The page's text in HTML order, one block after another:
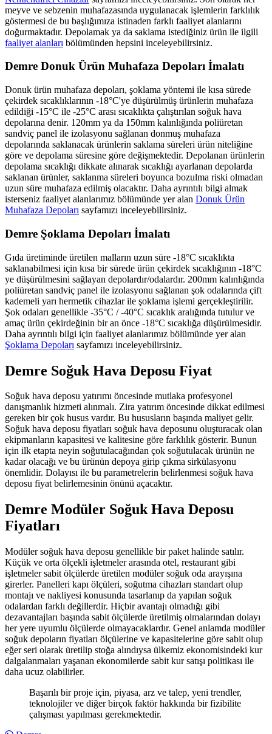
meyve ve sebzenin muhafazasında uygulanacak işlemlerin farklılık
göstermesi de bu başlığımıza istinaden farklı faaliyet alanlarını
doğurmaktadır. Depolamak ya da saklama istediğiniz ürün ile ilgili
faaliyet alanları bölümünden hepsini inceleyebilirsiniz.
Demre Donuk Ürün Muhafaza Depoları İmalatı
Donuk ürün muhafaza depoları, şoklama yöntemi ile kısa sürede
çekirdek sıcaklıklarının -18°C'ye düşürülmüş ürünlerin muhafaza
edildiği -15°C ile -25°C arası sıcaklıkta çalıştırılan soğuk hava
depolarına denir. 120mm ya da 150mm kalınlığında poliüretan
sandviç panel ile izolasyonu sağlanan donmuş muhafaza
depolarında saklanacak ürünlerin saklama süreleri ürün niteliğine
göre ve depolama süresine göre değişmektedir. Depolanan ürünlerin
depolama sıcaklığı dikkate alınarak sıcaklığı ayarlanan depolarda
saklanan ürünler, saklanma süreleri boyunca bozulma riski olmadan
uzun süre muhafaza edilmiş olacaktır. Daha ayrıntılı bilgi almak
isterseniz faaliyet alanlarımız bölümünde yer alan Donuk Ürün
Muhafaza Depoları sayfamızı inceleyebilirsiniz.
Demre Şoklama Depoları İmalatı
Gıda üretiminde üretilen malların uzun süre -18°C sıcaklıkta
saklanabilmesi için kısa bir sürede ürün çekirdek sıcaklığının -18°C
ye düşürülmesini sağlayan depolardır/odalardır. 200mm kalınlığında
poliüretan sandviç panel ile izolasyonu sağlanan şok odalarında çift
kademeli yarı hermetik cihazlar ile şoklama işlemi gerçekleştirilir.
Şok odaları genellikle -35°C / -40°C sıcaklık aralığında tutulur ve
amaç ürün çekirdeğinin bir an önce -18°C sıcaklığa düşürülmesidir.
Daha ayrıntılı bilgi için faaliyet alanlarımız bölümünde yer alan
Şoklama Depoları sayfamızı inceleyebilirsiniz.
Demre Soğuk Hava Deposu Fiyat
Soğuk hava deposu yatırımı öncesinde mutlaka profesyonel
danışmanlık hizmeti alınmalı. Zira yatırım öncesinde dikkat edilmesi
gereken bir çok husus vardır. Bu hususların başında maliyet gelir.
Soğuk hava deposu fiyatları soğuk hava deposunu oluşturacak olan
ekipmanların kapasitesi ve kalitesine göre farklılık gösterir. Bunun
için ilk etapta neyin soğutulacağından çok soğutulacak ürünün ne
kadar olacağı ve bu ürünün depoya girip çıkma sirkülasyonu
önemlidir. Dolayısı ile bu parametrelerin belirlenmesi soğuk hava
deposu fiyat belirlemesinin önünü açacaktır.
Demre Modüler Soğuk Hava Deposu
Fiyatları
Modüler soğuk hava deposu genellikle bir paket halinde satılır.
Küçük ve orta ölçekli işletmeler arasında otel, restaurant gibi
işletmeler sabit ölçülerde üretilen modüler soğuk oda arayışına
girerler. Panelleri kapı ölçüleri, soğutma cihazları standart olup
montajı ve nakliyesi konusunda tasarlanıp da yapılan soğuk
odalardan farklı değillerdir. Hiçbir avantajı olmadığı gibi
dezavantajları başında sabit ölçülerde üretilmiş olmalarından dolayı
her yere uyumlu ölçülerde olmayacaklardır. Genel anlamda modüler
soğuk depoların fiyatları ölçülerine ve kapasitelerine göre sabit olup
eğer seri olarak üretilip stoğa alındıysa ülkemiz ekonomisindeki kur
dalgalanmaları yaşanan ekonomilerde sabit kur satışı politikası ile
daha ucuz olabilirler.
Başarılı bir proje için, piyasa, arz ve talep, yeni trendler,
teknolojiler ve diğer birçok faktör hakkında bir fizibilite
çalışması yapılması gerekmektedir.